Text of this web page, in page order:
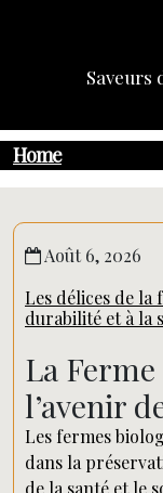
Saveurs
Home
Août 6, 2026
Les délices de la
durabilité et à la
La
l’avenir
Les fermes
dans la
de la santé et le